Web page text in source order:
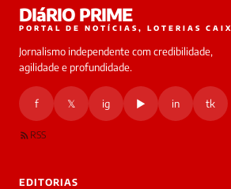
online
DIáRIO PRIME
PORTAL DE NOTÍCIAS, LOTERIAS
Jornalismo independente com credibilidade,
agilidade e profundidade.
f 𝕏 ig ▶ in tk
RSS
EDITORIAS